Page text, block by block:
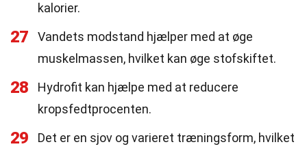
kalorier.
27
Vandets modstand hjælper med at øge
muskelmassen, hvilket kan øge stofskiftet.
28
Hydrofit kan hjælpe med at reducere
kropsfedtprocenten.
29
Det er en sjov og varieret træningsform, hvilket